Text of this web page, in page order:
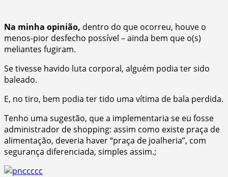
Na minha opinião, dentro do que ocorreu, houve o
menos-pior desfecho possível – ainda bem que o(s)
meliantes fugiram.
Se tivesse havido luta corporal, alguém podia ter sido
baleado.
E, no tiro, bem podia ter tido uma vítima de bala perdida.
Tenho uma sugestão, que a implementaria se eu fosse
administrador de shopping: assim como existe praça de
alimentação, deveria haver “praça de joalheria”, com
segurança diferenciada, simples assim.;